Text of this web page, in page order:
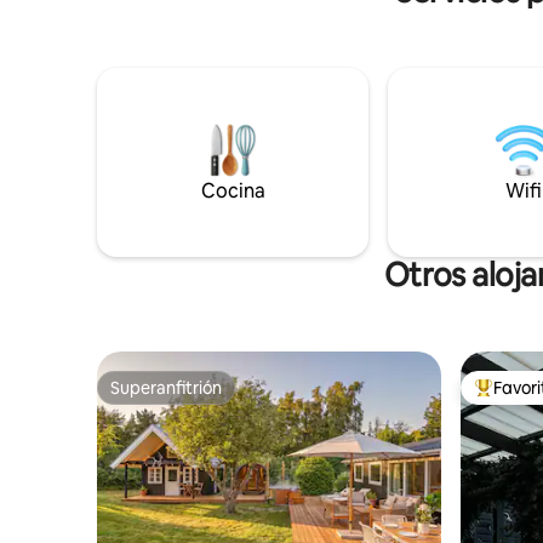
eléctrico y nevera, no es posible cocinar.
Cocina Wifi
Otros
Superanfitrión
Superanfitrión